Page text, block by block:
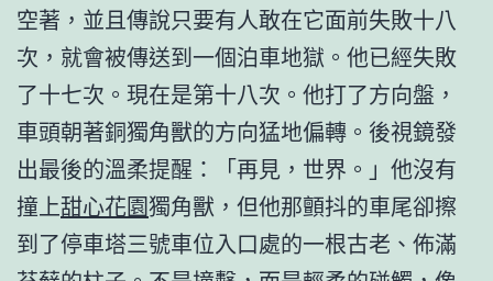
空著，並且傳說只要有人敢在它面前失敗十八
次，就會被傳送到一個泊車地獄。他已經失敗
了十七次。現在是第十八次。他打了方向盤，
車頭朝著銅獨角獸的方向猛地偏轉。後視鏡發
出最後的溫柔提醒：「再見，世界。」他沒有
撞上甜心花園獨角獸，但他那顫抖的車尾卻擦
到了停車塔三號車位入口處的一根古老、佈滿